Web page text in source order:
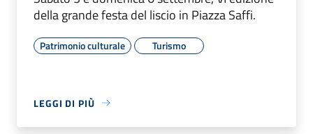
della grande festa del liscio in Piazza Saffi.
Patrimonio culturale Turismo
LEGGI DI PIÙ